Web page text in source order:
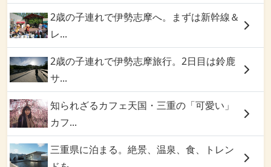
2歳の子連れで伊勢志摩へ。まずは新幹線＆
レ...
2歳の子連れで伊勢志摩旅行。2日目は鈴鹿
サ...
知られざるカフェ天国・三重の「可愛い」
カフ...
三重県に泊まる。絶景、温泉、食、トレン